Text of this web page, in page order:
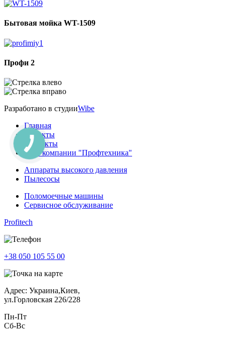
Бытовая мойка WT-1509
Профи 2
Разработано в студииWibe
Главная
Проекты
Контакты
Блог компании "Профтехника"
Аппараты высокого давления
Пылесосы
Поломоечные машины
Сервисное обслуживание
Profitech
+38 050 105 55 00
Адрес: Украина,Киев,
ул.Горловская 226/228
Пн-Пт
Cб-Вс